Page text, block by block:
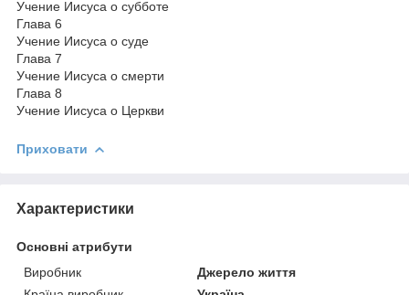
Учение Иисуса о субботе
Глава 6
Учение Иисуса о суде
Глава 7
Учение Иисуса о смерти
Глава 8
Учение Иисуса о Церкви
Приховати
Характеристики
Основні атрибути
Виробник
Джерело життя